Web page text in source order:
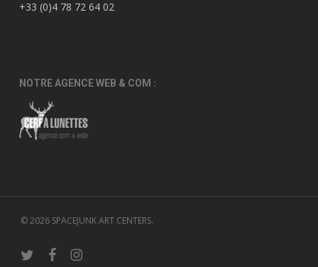
+33 (0)4 78 72 64 02
NOTRE AGENCE WEB & COM :
© 2026 SPACEJUNK ART CENTERS.
twitter facebookinstagram